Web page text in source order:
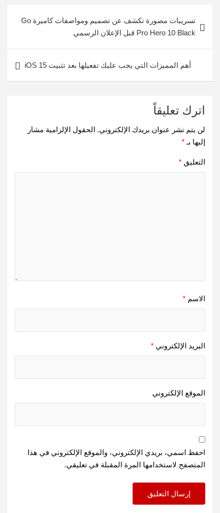
المقالات
تسريبات مصورة تكشف عن تصميم ومواصفات كاميرة Go
Pro Hero 10 Black قبل الإعلان الرسمي
أهم المميزات التي يجب عليك تفعيلها بعد تثبيت iOS 15
اترك تعليقاً
لن يتم نشر عنوان بريدك الإلكتروني. الحقول الإلزامية مشار
إليها بـ *
التعليق *
الاسم *
البريد الإلكتروني *
الموقع الإلكتروني
احفظ اسمي، بريدي الإلكتروني، والموقع الإلكتروني في هذا
المتصفح لاستخدامها المرة المقبلة في تعليقي.